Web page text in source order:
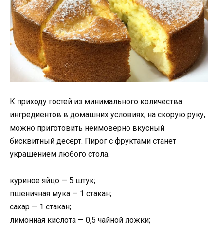
К приходу гостей из минимального количества
ингредиентов в домашних условиях, на скорую руку,
можно приготовить неимоверно вкусный
бисквитный десерт. Пирог с фруктами станет
украшением любого стола.
куриное яйцо — 5 штук;
пшеничная мука — 1 стакан;
сахар — 1 стакан;
лимонная кислота — 0,5 чайной ложки;